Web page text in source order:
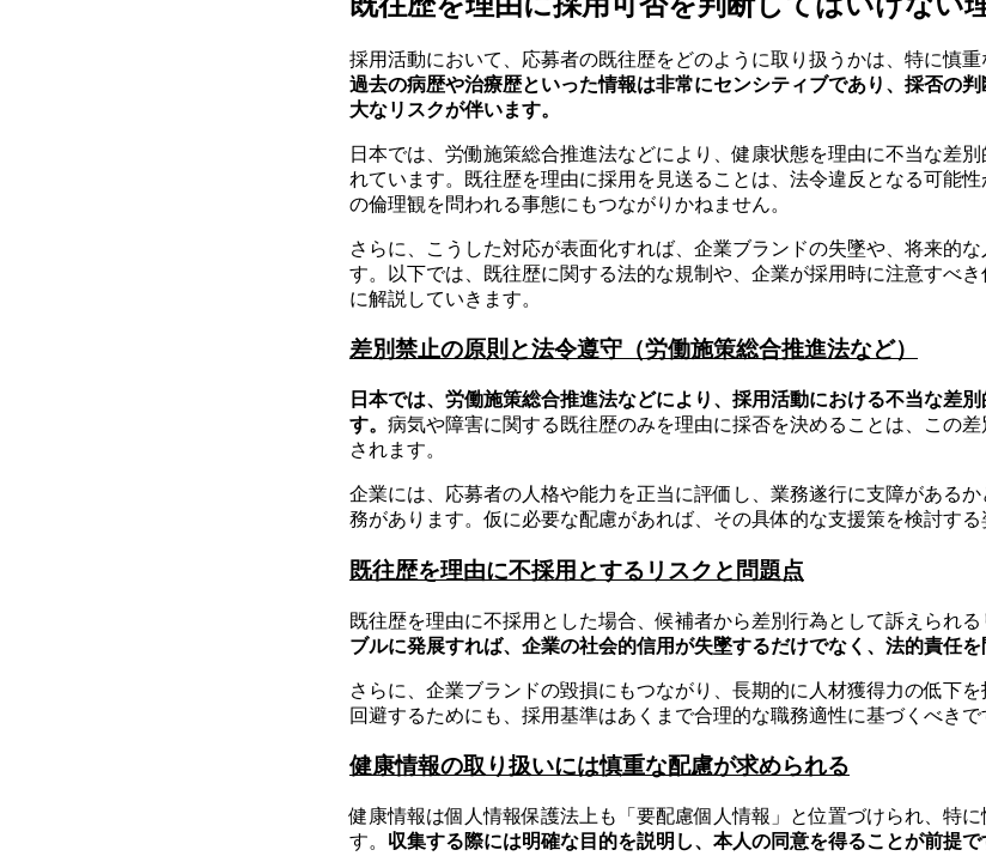
採用活動において、応募者の既往歴をどのように取り扱うかは、特に慎重
過去の病歴や治療歴といった情報は非常にセンシティブであり、採否の
大なリスクが伴います。
日本では、労働施策総合推進法などにより、健康状態を理由に不当な差
れています。既往歴を理由に採用を見送ることは、法令違反となる可能
の倫理観を問われる事態にもつながりかねません。
さらに、こうした対応が表面化すれば、企業ブランドの失墜や、将来的
す。以下では、既往歴に関する法的な規制や、企業が採用時に注意すべ
に解説していきます。
差別禁止の原則と法令遵守（労働施策総合推進法など）
日本では、労働施策総合推進法などにより、採用活動における不当な差
す。 病気や障害に関する既往歴のみを理由に採否を決めることは、この
されます。
企業には、応募者の人格や能力を正当に評価し、業務遂行に支障がある
務があります。仮に必要な配慮があれば、その具体的な支援策を検討する
既往歴を理由に不採用とするリスクと問題点
既往歴を理由に不採用とした場合、候補者から差別行為として訴えられる
ブルに発展すれば、企業の社会的信用が失墜するだけでなく、法的責任を
さらに、企業ブランドの毀損にもつながり、長期的に人材獲得力の低下
回避するためにも、採用基準はあくまで合理的な職務適性に基づくべきで
健康情報の取り扱いには慎重な配慮が求められる
健康情報は個人情報保護法上も「要配慮個人情報」と位置づけられ、特
す。 収集する際には明確な目的を説明し、本人の同意を得ることが前提で